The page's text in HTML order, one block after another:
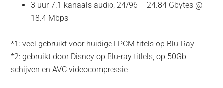
3 uur 7.1 kanaals audio, 24/96 – 24.84 Gbytes @
18.4 Mbps
*1: veel gebruikt voor huidige LPCM titels op Blu-Ray
*2: gebruikt door Disney op Blu-ray titlels, op 50Gb
schijven en AVC videocompressie